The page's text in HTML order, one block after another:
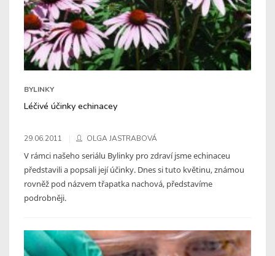
BYLINKY
Léčivé účinky echinacey
29.06.2011 OLGA JASTRABOVÁ
V rámci našeho seriálu Bylinky pro zdraví jsme echinaceu
představili a popsali její účinky. Dnes si tuto květinu, známou
rovněž pod názvem třapatka nachová, představíme
podrobněji.